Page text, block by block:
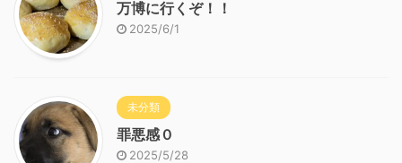
万博に行くぞ！！
2025/6/1
未分類
罪悪感０
2025/5/28